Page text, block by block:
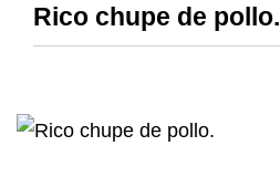
Rico chupe de pollo.